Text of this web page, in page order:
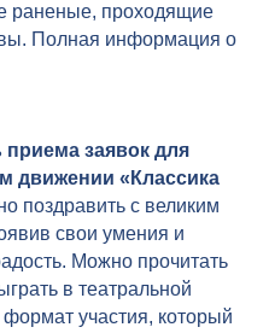
раненые, проходящие
Полная информация о
заявок для
движении «Классика
поздравить с великим
свои умения и
Можно прочитать
в театральной
участия, который